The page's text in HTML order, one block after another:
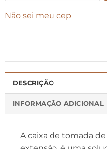
Não sei meu cep
DESCRIÇÃO
INFORMAÇÃO ADICIONAL
A caixa de tomada